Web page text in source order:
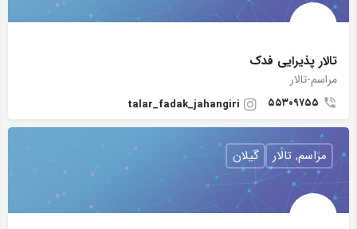
تالار پذیرایی فدک
مراسم-تالار
۵۵۳۰۹۷۵۵ talar_fadak_jahangiri
مراسم, تالار گیلان